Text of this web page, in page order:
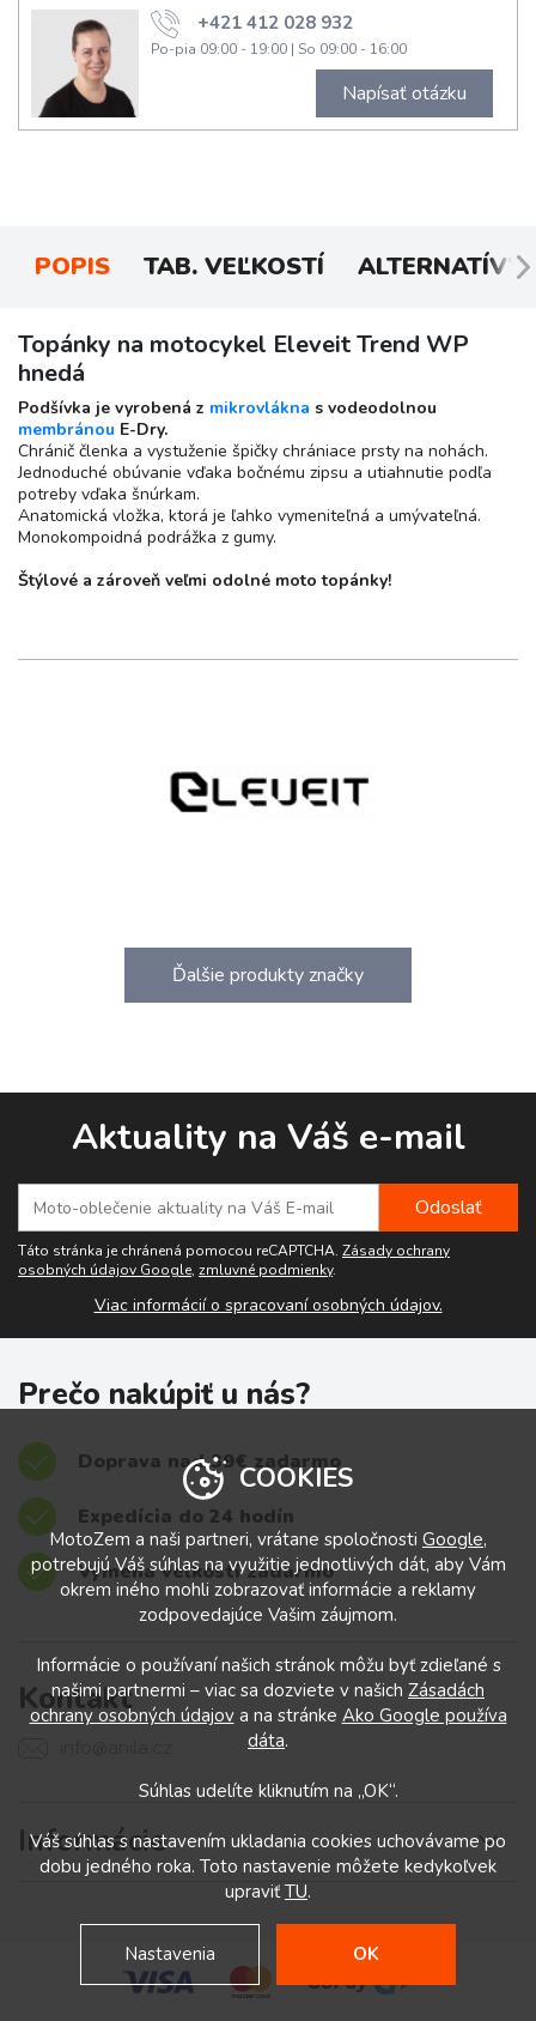
+421 412 028 932
Po-pia 09:00 - 19:00 | So 09:00 - 16:00
Napísať otázku
POPIS TAB. VEĽKOSTÍ ALTERNATÍVY
Topánky na motocykel Eleveit Trend WP
hnedá
Podšívka je vyrobená z mikrovlákna s vodeodolnou
membránou E-Dry.
Chránič členka a vystuženie špičky chrániace prsty na nohách.
Jednoduché obúvanie vďaka bočnému zipsu a utiahnutie podľa
potreby vďaka šnúrkam.
Anatomická vložka, ktorá je ľahko vymeniteľná a umývateľná.
Monokompoidná podrážka z gumy.
Štýlové a zároveň veľmi odolné moto topánky!
Ďalšie produkty značky
Aktuality na Váš e-mail
Táto stránka je chránená pomocou reCAPTCHA. Zásady ochrany
osobných údajov Google, zmluvné podmienky.
Viac informácií o spracovaní osobných údajov.
Prečo nakúpiť u nás?
Doprava nad 39€ zadarmo
Expedícia do 24 hodín
Výmena veľkostí zadarmo
Informácie
Kontakt
COOKIES
MotoZem a naši partneri, vrátane spoločnosti Google,
potrebujú Váš súhlas na využitie jednotlivých dát, aby Vám
okrem iného mohli zobrazovať informácie a reklamy
zodpovedajúce Vašim záujmom.
Informácie o používaní našich stránok môžu byť zdieľané s
našimi partnermi – viac sa dozviete v našich Zásadách
ochrany osobných údajova na stránke Ako Google používa
dáta.
Súhlas udelíte kliknutím na „OK“.
Váš súhlas s nastavením ukladania cookies uchovávame po
dobu jedného roka. Toto nastavenie môžete kedykoľvek
upraviťTU.
Nastavenia OK